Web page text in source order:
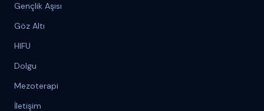
Gençlik Aşısı
Göz Altı
HIFU
Dolgu
Mezoterapi
İletişim